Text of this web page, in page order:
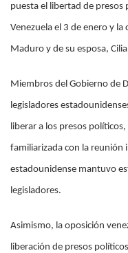
puesta el libertad de
Venezuela el 3 de enero y
Maduro y de su esposa,
Miembros del Gobierno de
legisladores
liberar a los presos
familiarizada con la
estadounidense mantuvo
legisladores.
Asimismo, la oposición
liberación de presos